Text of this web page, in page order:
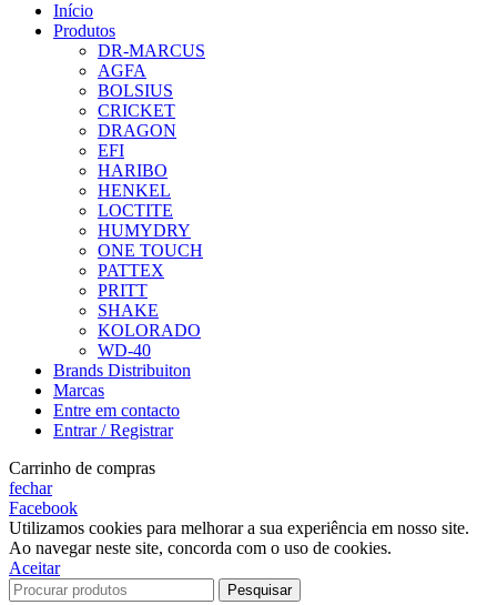
Início
Produtos
DR-MARCUS
AGFA
BOLSIUS
CRICKET
DRAGON
EFI
HARIBO
HENKEL
LOCTITE
HUMYDRY
ONE TOUCH
PATTEX
PRITT
SHAKE
KOLORADO
WD-40
Brands Distribuiton
Marcas
Entre em contacto
Entrar / Registrar
Carrinho de compras
fechar
Facebook
Utilizamos cookies para melhorar a sua experiência em nosso site.
Ao navegar neste site, concorda com o uso de cookies.
Aceitar
Pesquisar